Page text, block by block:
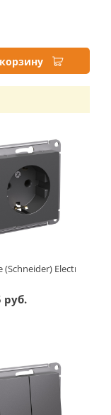
с
(Schneider) Electric
руб.